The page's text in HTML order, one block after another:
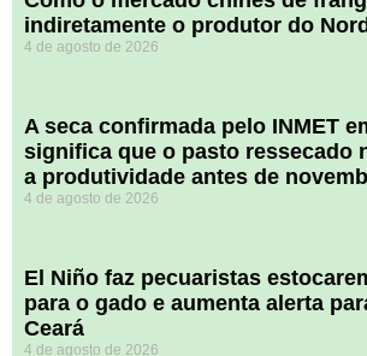
indiretamente o produtor do
4 de agosto de 2026
A seca confirmada pelo INMET
significa que o pasto ressecado
a produtividade antes de
4 de agosto de 2026
El Niño faz pecuaristas
para o gado e aumenta alerta
Ceará
4 de agosto de 2026